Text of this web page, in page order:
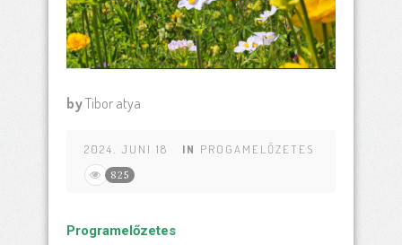
byTibor atya
2024. JUNI 18 IN PROGAMELŐZETES
825
Programelőzetes